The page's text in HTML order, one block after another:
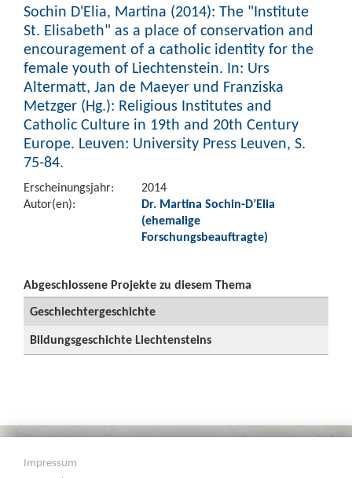
Sochin D'Elia, Martina (2014): The "Institute
St. Elisabeth" as a place of conservation and
encouragement of a catholic identity for the
female youth of Liechtenstein. In: Urs
Altermatt, Jan de Maeyer und Franziska
Metzger (Hg.): Religious Institutes and
Catholic Culture in 19th and 20th Century
Europe. Leuven: University Press Leuven, S.
75-84.
Erscheinungsjahr:
2014
Autor(en):
Dr. Martina Sochin-D’Elia
(ehemalige
Forschungsbeauftragte)
Abgeschlossene Projekte zu diesem Thema
Geschlechtergeschichte
Bildungsgeschichte Liechtensteins
Impressum